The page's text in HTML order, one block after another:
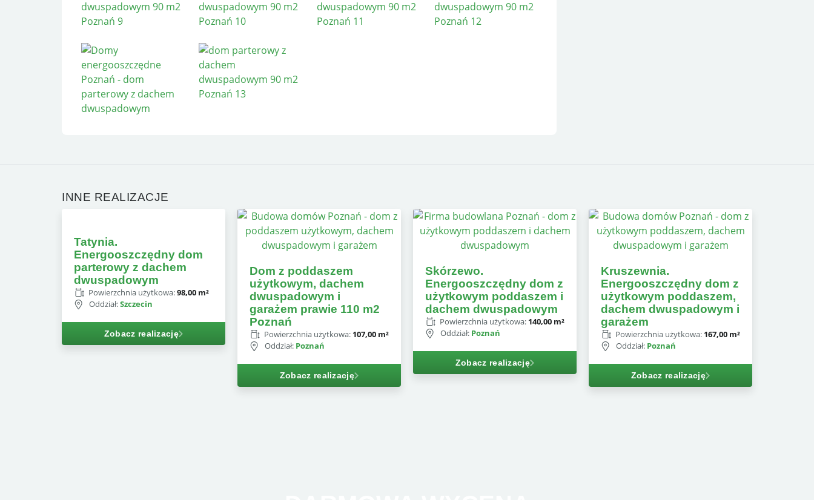
INNE REALIZACJE
Tatynia.
Energooszczędny dom
parterowy z dachem
dwuspadowym
Powierzchnia użytkowa:98,00 m²
Oddział:Szczecin
Zobacz realizację
Dom z poddaszem
użytkowym, dachem
dwuspadowym i
garażem prawie 110 m2
Poznań
Powierzchnia użytkowa: 107,00 m²
Oddział: Poznań
Zobacz realizację
Skórzewo.
Energooszczędny dom z
użytkowym poddaszem i
dachem dwuspadowym
Powierzchnia użytkowa: 140,00 m²
Oddział: Poznań
Zobacz realizację
Kruszewnia.
Energooszczędny dom z
użytkowym poddaszem,
dachem dwuspadowym i
garażem
Powierzchnia użytkowa: 167,00 m²
Oddział: Poznań
Zobacz realizację